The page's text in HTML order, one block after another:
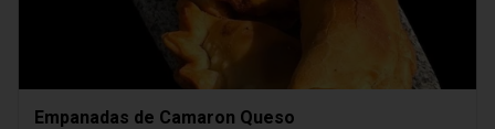
Empanadas de Camaron Queso